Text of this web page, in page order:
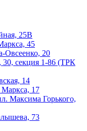
25В
45
Овсеенко, 20
секция 1-86 (ТРК
14
Маркса, 17
Максима Горького,
73